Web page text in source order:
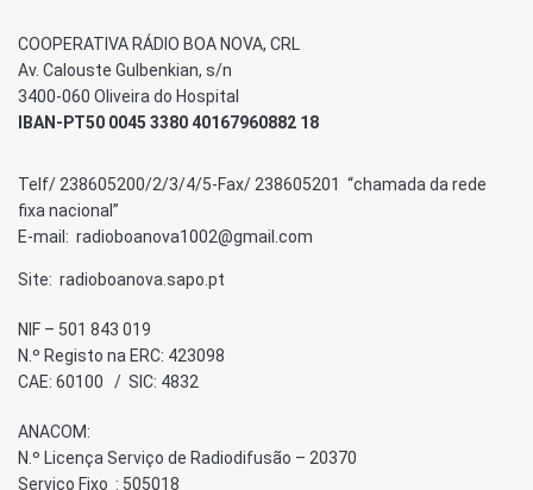
COOPERATIVA RÁDIO BOA NOVA, CRL
Av. Calouste Gulbenkian, s/n
3400-060 Oliveira do Hospital
IBAN-PT50 0045 3380 40167960882 18
Telf/ 238605200/2/3/4/5-Fax/ 238605201 “chamada da rede
fixa nacional”
E-mail: radioboanova1002@gmail.com
Site: radioboanova.sapo.pt
NIF – 501 843 019
N.º Registo na ERC: 423098
CAE: 60100 / SIC: 4832
ANACOM:
N.º Licença Serviço de Radiodifusão – 20370
Serviço Fixo : 505018